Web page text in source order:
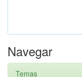
Navegar
Temas